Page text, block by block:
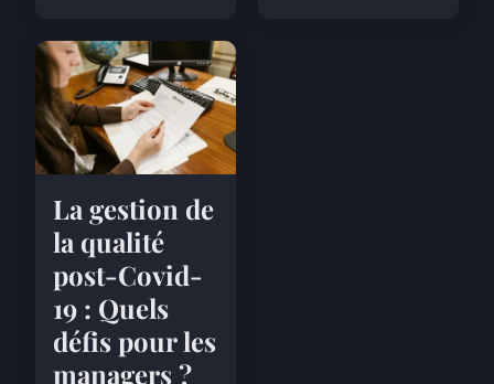
La gestion de
la qualité
post-Covid-
19 : Quels
défis pour les
managers ?